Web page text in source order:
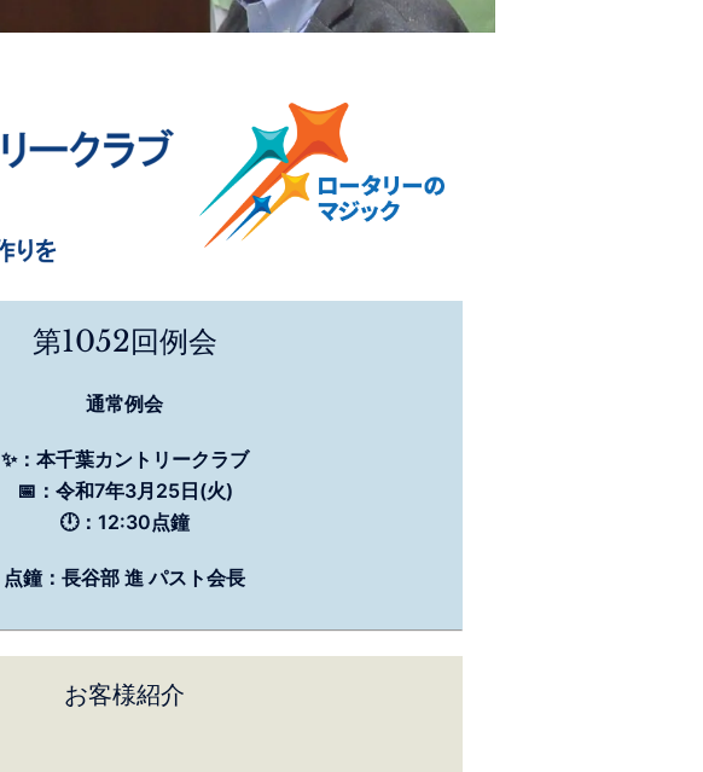
第1052回例会
通常例会
✨：本千葉カントリークラブ
📅：令和7年3月25日(火)
🕛：12:30点鐘
点鐘：長谷部 進 パスト会長
お客様紹介